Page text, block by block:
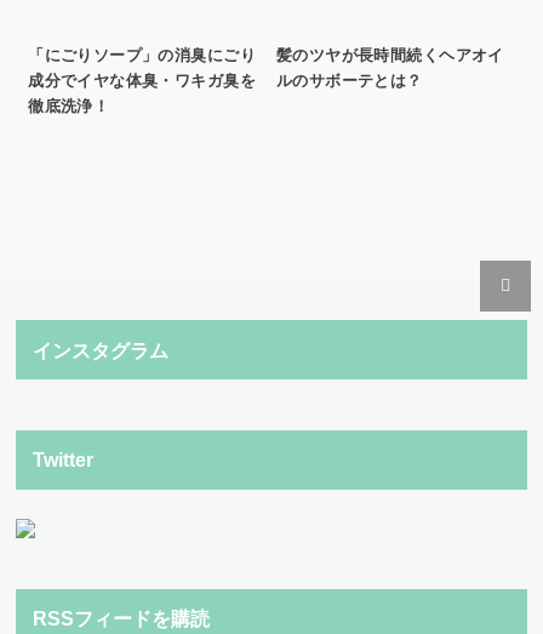
「にごりソープ」の消臭にごり
成分でイヤな体臭・ワキガ臭を
徹底洗浄！
髪のツヤが長時間続くヘアオイ
ルのサボーテとは？
インスタグラム
Twitter
RSSフィードを購読